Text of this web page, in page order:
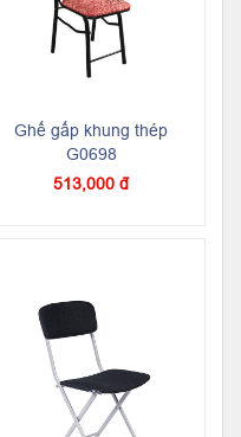
Ghế gấp khung thép
G0698
513,000 đ